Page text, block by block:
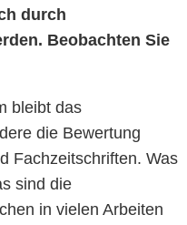
durch
Beobachten Sie
bleibt das
die Bewertung
Fachzeitschriften. Was
sind die
in vielen Arbeiten